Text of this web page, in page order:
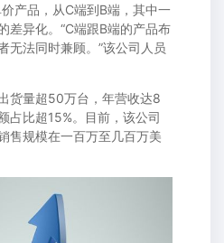
产品，从C端到B端，其中一
差异化。“C端跟B端的产品布
无法同时兼顾。”该公司人员
量超50万台，年营收达8
占比超15%。目前，该公司
售规模在一百万至几百万美